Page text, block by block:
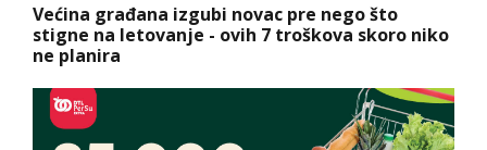
Većina građana izgubi novac pre nego što
stigne na letovanje - ovih 7 troškova skoro niko
ne planira